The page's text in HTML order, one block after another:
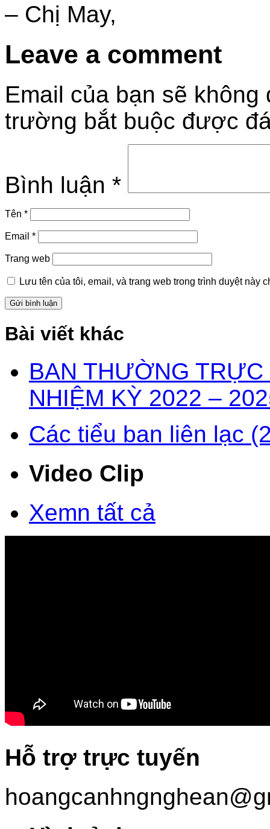
– Chị May,
Leave a comment
Email của bạn sẽ
trường bắt buộc được
Bình luận *
Tên *
Email *
Trang web
Lưu tên của tôi, email, và trang web trong trình duyệt này
Bài viết khác
BAN THƯỜNG
NHIỆM KỲ 2022 –
Các tiểu ban liên lạc
Video Clip
Xemn tất cả
Hỗ trợ trực tuyến